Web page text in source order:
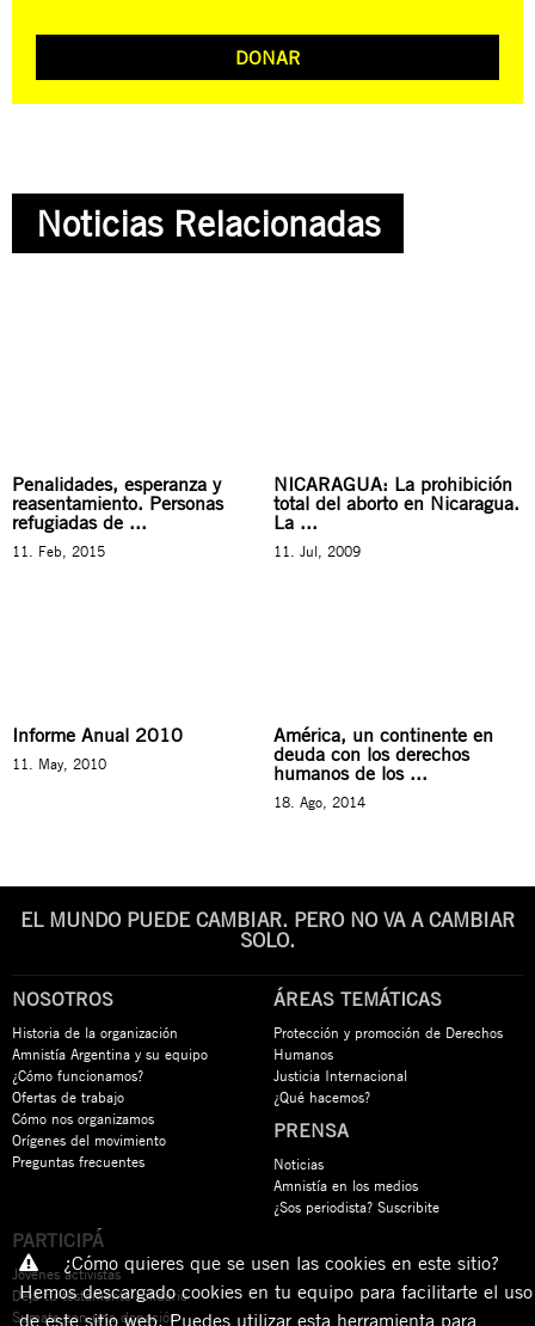
DONAR
Noticias Relacionadas
Penalidades, esperanza y
reasentamiento. Personas
refugiadas de ...
11. Feb, 2015
NICARAGUA: La prohibición
total del aborto en Nicaragua.
La ...
11. Jul, 2009
Informe Anual 2010
11. May, 2010
América, un continente en
deuda con los derechos
humanos de los ...
18. Ago, 2014
EL MUNDO PUEDE CAMBIAR. PERO NO VA A CAMBIAR
SOLO.
NOSOTROS
Historia de la organización
Amnistía Argentina y su equipo
¿Cómo funcionamos?
Ofertas de trabajo
Cómo nos organizamos
Orígenes del movimiento
Preguntas frecuentes
ÁREAS TEMÁTICAS
Protección y promoción de Derechos
Humanos
Justicia Internacional
¿Qué hacemos?
PRENSA
Noticias
Amnistía en los medios
¿Sos periodista? Suscribite
PARTICIPÁ
Jóvenes activistas
Dejá tu testamento solidario
Sumate con una donación
¿Cómo quieres que se usen las cookies en este sitio?
Hemos descargado cookies en tu equipo para facilitarte el uso
de este sitio web. Puedes utilizar esta herramienta para